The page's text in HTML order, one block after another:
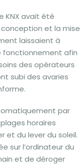
KNX avait été
conception et la mise
laissaient à
fonctionnement afin
des opérateurs
subi des avaries
par
horaires
et du lever du soleil.
sur l’ordinateur du
et de déroger